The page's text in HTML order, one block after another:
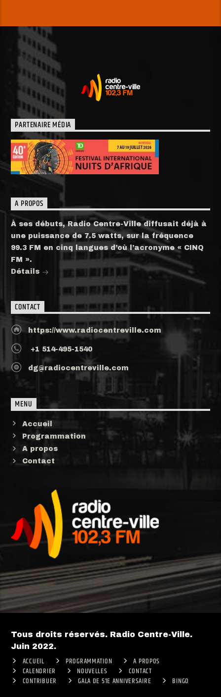
PARTENAIRE MÉDIA
A PROPOS
À ses débuts, Radio Centre-Ville diffusait déjà à
une puissance de 7.5 watts, sur la fréquence
99.3 FM en cinq langues d’où l’acronyme « CINQ
FM ».
Détails
CONTACT
https://www.radiocentreville.com
+1 514-495-1540
dg@radiocentreville.com
MENU
Accueil
Programmation
A propos
Contact
Tous droits réservés. Radio Centre-Ville.
Juin 2022.
ACCUEIL PROGRAMMATION
A PROPOS
CALENDRIER
NOUVELLES
CONTACT
CONTRIBUER
GALA DE 51E ANNIVERSAIRE BINGO